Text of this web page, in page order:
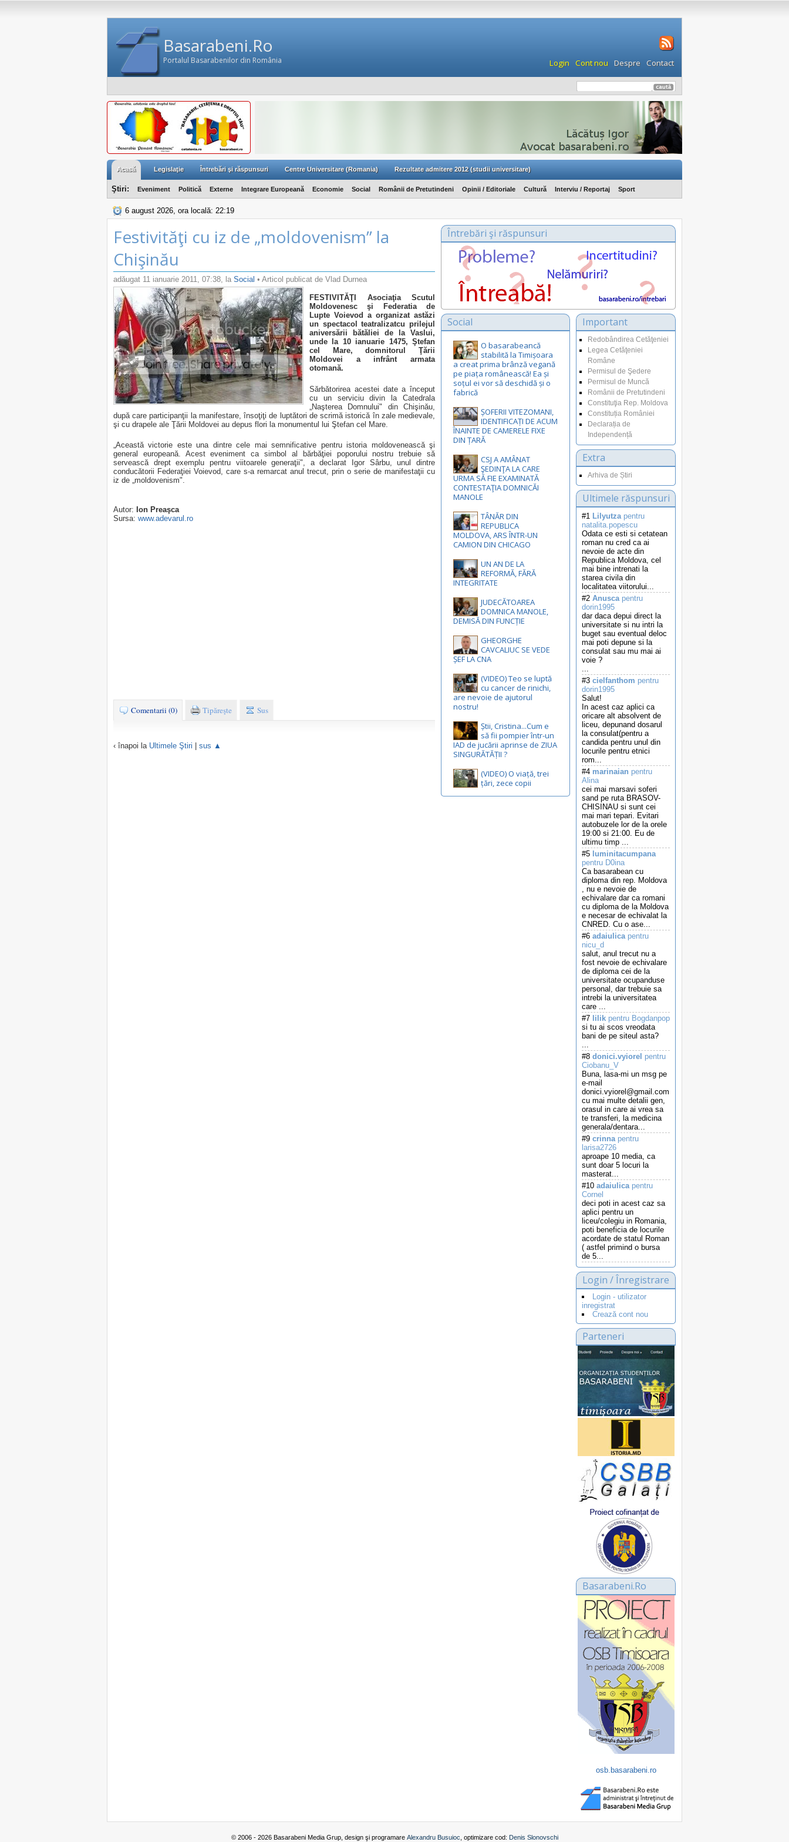
Basarabeni.Ro
Portalul Basarabenilor din România Login Cont nou Despre Contact
Acasă Legislaţie Întrebări şi răspunsuri Centre Universitare (Romania) Rezultate admitere 2012 (studii universitare)
Ştiri: Eveniment Politică Externe Integrare Europeană Economie Social Românii de Pretutindeni Opinii / Editoriale Cultură Interviu / Reportaj Sport
6 august 2026, ora locală: 22:19
Festivităţi cu iz de „moldovenism” la
Chişinău
adăugat 11 ianuarie 2011, 07:38, la Social • Articol publicat de Vlad Durnea
FESTIVITĂŢI Asociaţia Scutul
Moldovenesc şi Federatia de
Lupte Voievod a organizat astăzi
un spectacol teatralizatcu prilejul
aniversării bătăliei de la Vaslui,
unde la 10 ianuarie 1475, Ştefan
cel Mare, domnitorul Ţării
Moldovei a infrânt armata
otomană.
Sărbătorirea acestei date a început
cu un serviciu divin la Catedrala
„Naşterea Domnului" din Chişinău,
după care participanţii la manifestare, însoţiţi de luptători de scrimă istorică în zale medievale,
şi cu drapele ale Ţării Moldovei au depus flori la monumentul lui Ştefan cel Mare.
„Această victorie este una dintre cele mai semnificative pentru istoria moldovenească şi
general europeană. Acest eveniment ca simbol al bărbăţiei poporului nostru trebuie să
servească drept exemplu pentru viitoarele generaţii", a declarat Igor Sârbu, unul dintre
conducătorii Federaţiei Voievod, care s-a remarcat anul trecut, prin o serie de manifestaţii cu
iz de „moldovenism".
Autor: Ion Preaşca
Sursa: www.adevarul.ro
Comentarii (0) Tipăreşte Sus
‹ înapoi la Ultimele Ştiri sus ▲
Întrebări şi răspunsuri
Important
Redobândirea Cetăţeniei
Legea Cetăţeniei
Române
Permisul de Şedere
Permisul de Muncă
Românii de Pretutindeni
Constituţia Rep. Moldova
Constituția României
Declarația de
Independență
Extra
Arhiva de Știri
Ultimele răspunsuri
#1 Lilyutzapentru
natalita.popescu
Odata ce esti si cetatean
roman nu cred ca ai
nevoie de acte din
Republica Moldova, cel
mai bine intrenati la
starea civila din
localitatea viitorului...
#2 Anuscapentru
dorin1995
dar daca depui direct la
universitate si nu intri la
buget sau eventual deloc
mai poti depune si la
consulat sau mu mai ai
voie ?
...
#3 cielfanthom pentru
dorin1995
Salut!
In acest caz aplici ca
oricare alt absolvent de
liceu, depunand dosarul
la consulat(pentru a
candida pentru unul din
locurile pentru etnici
rom...
#4 marinaian pentru
Alina
cei mai marsavi soferi
sand pe ruta BRASOV-
CHISINAU si sunt cei
mai mari tepari. Evitari
autobuzele lor de la orele
19:00 si 21:00. Eu de
ultimu timp ...
#5 luminitacumpana
pentru D0ina
Ca basarabean cu
diploma din rep. Moldova
, nu e nevoie de
echivalare dar ca romani
cu diploma de la Moldova
e necesar de echivalat la
CNRED. Cu o ase...
#6 adaiulicapentru
nicu_d
salut, anul trecut nu a
fost nevoie de echivalare
de diploma cei de la
universitate ocupanduse
personal, dar trebuie sa
intrebi la universitatea
care ...
#7 lilik pentru Bogdanpop
si tu ai scos vreodata
bani de pe siteul asta?
...
#8 donici.vyiorel pentru
Ciobanu_V
Buna, lasa-mi un msg pe
e-mail
donici.vyiorel@gmail.com
cu mai multe detalii gen,
orasul in care ai vrea sa
te transferi, la medicina
generala/dentara...
#9 crinnapentru
larisa2726
aproape 10 media, ca
sunt doar 5 locuri la
masterat...
#10 adaiulicapentru
Cornel
deci poti in acest caz sa
aplici pentru un
liceu/colegiu in Romania,
poti beneficia de locurile
acordate de statul Roman
( astfel primind o bursa
de 5...
Login / Înregistrare
Login - utilizator
inregistrat
Crează cont nou
Parteneri
Basarabeni.Ro
osb.basarabeni.ro
Social
O basarabeancă
stabilită la Timișoara
a creat prima brânză vegană
pe piața românească! Ea și
soțul ei vor să deschidă și o
fabrică
ȘOFERII VITEZOMANI,
IDENTIFICAȚI DE ACUM
ÎNAINTE DE CAMERELE FIXE
DIN ȚARĂ
CSJ A AMÂNAT
ŞEDINŢA LA CARE
URMA SĂ FIE EXAMINATĂ
CONTESTAŢIA DOMNICĂI
MANOLE
TÂNĂR DIN
REPUBLICA
MOLDOVA, ARS ÎNTR-UN
CAMION DIN CHICAGO
UN AN DE LA
REFORMĂ, FĂRĂ
INTEGRITATE
JUDECĂTOAREA
DOMNICA MANOLE,
DEMISĂ DIN FUNCȚIE
GHEORGHE
CAVCALIUC SE VEDE
ȘEF LA CNA
(VIDEO) Teo se luptă
cu cancer de rinichi,
are nevoie de ajutorul
nostru!
Știi, Cristina...Cum e
să fii pompier într-un
IAD de jucării aprinse de ZIUA
SINGURĂTĂȚII ?
(VIDEO) O viață, trei
țări, zece copii
© 2006 - 2026 Basarabeni Media Grup, design şi programare Alexandru Busuioc , optimizare cod: Denis Slonovschi